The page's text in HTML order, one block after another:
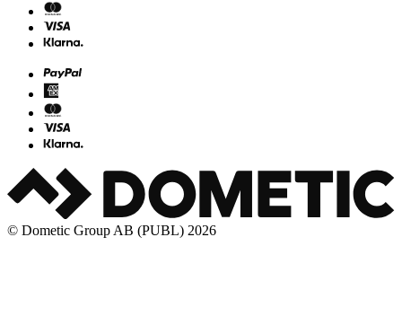
© Dometic Group AB (PUBL) 2026